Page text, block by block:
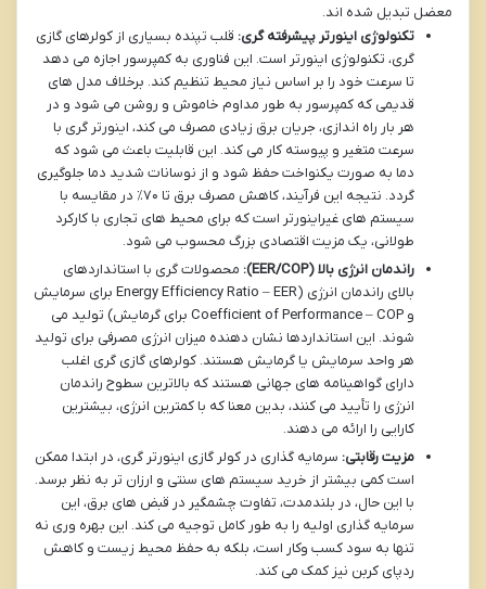
معضل تبدیل شده اند.
تکنولوژی اینورتر پیشرفته گری: قلب تپنده بسیاری از کولرهای گازی
گری، تکنولوژی اینورتر است. این فناوری به کمپرسور اجازه می دهد
تا سرعت خود را بر اساس نیاز محیط تنظیم کند. برخلاف مدل های
قدیمی که کمپرسور به طور مداوم خاموش و روشن می شود و در
هر بار راه اندازی، جریان برق زیادی مصرف می کند، اینورتر گری با
سرعت متغیر و پیوسته کار می کند. این قابلیت باعث می شود که
دما به صورت یکنواخت حفظ شود و از نوسانات شدید دما جلوگیری
گردد. نتیجه این فرآیند، کاهش مصرف برق تا ۷۰٪ در مقایسه با
سیستم های غیراینورتر است که برای محیط های تجاری با کارکرد
طولانی، یک مزیت اقتصادی بزرگ محسوب می شود.
راندمان انرژی بالا (EER/COP):
محصولات گری با استانداردهای
بالای راندمان انرژی (Energy Efficiency Ratio – EER برای سرمایش
و Coefficient of Performance – COP برای گرمایش) تولید می
شوند. این استانداردها نشان دهنده میزان انرژی مصرفی برای تولید
هر واحد سرمایش یا گرمایش هستند. کولرهای گازی گری اغلب
دارای گواهینامه های جهانی هستند که بالاترین سطوح راندمان
انرژی را تأیید می کنند، بدین معنا که با کمترین انرژی، بیشترین
کارایی را ارائه می دهند.
مزیت رقابتی: سرمایه گذاری در کولر گازی اینورتر گری، در ابتدا ممکن
است کمی بیشتر از خرید سیستم های سنتی و ارزان تر به نظر برسد.
با این حال، در بلندمدت، تفاوت چشمگیر در قبض های برق، این
سرمایه گذاری اولیه را به طور کامل توجیه می کند. این بهره وری نه
تنها به سود کسب وکار است، بلکه به حفظ محیط زیست و کاهش
ردپای کربن نیز کمک می کند.